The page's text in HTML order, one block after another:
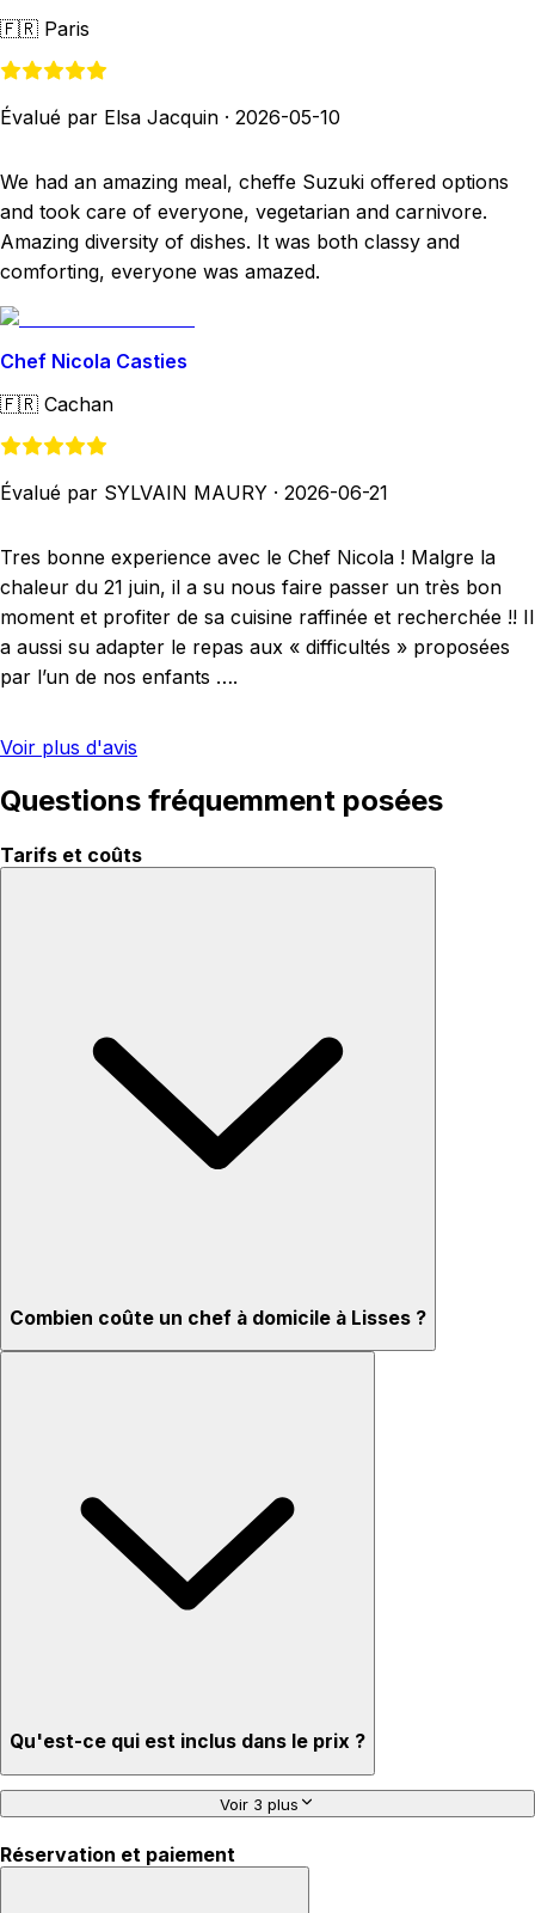
🇫🇷 Paris
Évalué par Elsa Jacquin · 2026-05-10
We had an amazing meal, cheffe Suzuki offered options
and took care of everyone, vegetarian and carnivore.
Amazing diversity of dishes. It was both classy and
comforting, everyone was amazed.
Chef Nicola Casties
🇫🇷 Cachan
Évalué par SYLVAIN MAURY · 2026-06-21
Tres bonne experience avec le Chef Nicola ! Malgre la
chaleur du 21 juin, il a su nous faire passer un très bon
moment et profiter de sa cuisine raffinée et recherchée !! Il
a aussi su adapter le repas aux « difficultés » proposées
par l’un de nos enfants ….
Voir plus d'avis
Questions fréquemment posées
Tarifs et coûts
Combien coûte un chef à domicile à Lisses ?
Qu'est-ce qui est inclus dans le prix ?
Voir 3 plus
Réservation et paiement